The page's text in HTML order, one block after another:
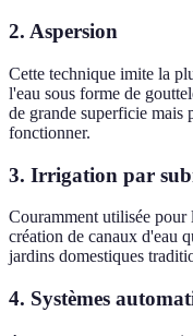
2. Aspersion
Cette technique imite la
l'eau sous forme de
de grande superficie mais
fonctionner.
3. Irrigation par
Couramment utilisée pour
création de canaux d'eau
jardins domestiques
4. Systèmes